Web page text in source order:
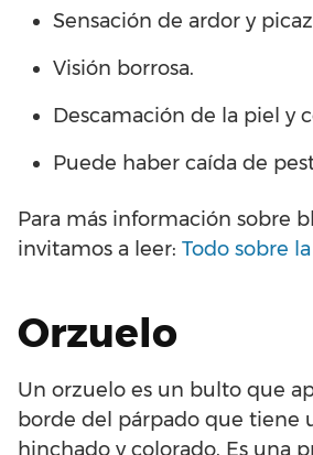
Sensación de ardor y
Visión borrosa.
Descamación de la piel y
Puede haber caída de
Para más información sobre
invitamos a leer: Todo sobre
Orzuelo
Un orzuelo es un bulto que
borde del párpado que tiene
hinchado y colorado. Es una